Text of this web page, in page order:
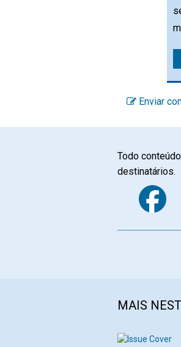
Enviar
Todo
destinatários.
MAIS